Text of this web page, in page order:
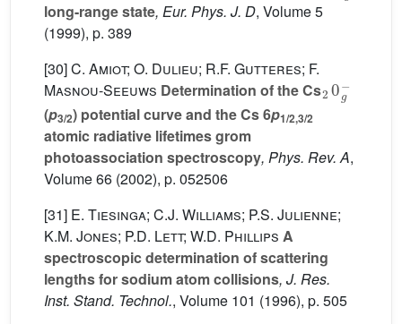
long-range state, Eur. Phys. J. D, Volume 5
(1999), p. 389
[30]C. Amiot; O. Dulieu; R.F. Gutteres; F.
Masnou-Seeuws Determination of the Cs
0
(p3/2) potential curve and the Cs 6p1/2,3/2
atomic radiative lifetimes grom
photoassociation spectroscopy, Phys. Rev. A,
Volume 66 (2002), p. 052506
[31] E. Tiesinga; C.J. Williams; P.S. Julienne;
K.M. Jones; P.D. Lett; W.D. Phillips A
spectroscopic determination of scattering
lengths for sodium atom collisions, J. Res.
Inst. Stand. Technol., Volume 101 (1996), p. 505